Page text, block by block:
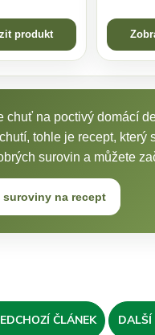
produkt
chuť na poctivý domácí
tohle je recept, který
surovin a můžete
suroviny na recept
ČLÁNEK DALŠÍ